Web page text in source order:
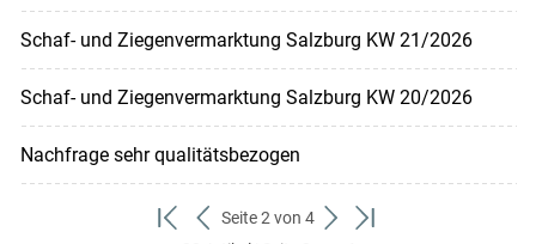
Schaf- und Ziegenvermarktung Salzburg KW 21/2026
Schaf- und Ziegenvermarktung Salzburg KW 20/2026
Nachfrage sehr qualitätsbezogen
zum
zurück
Seite 2 von 4
weiterzum